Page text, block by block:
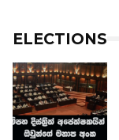
ELECTIONS